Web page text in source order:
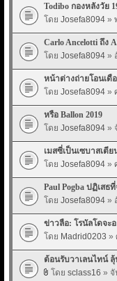
Todibo กองหลังวัย
โดย Josefa8094 »
Carlo Ancelotti ถึง
โดย Josefa8094 »
หน้าต่างถ่ายโอนเดื
โดย Josefa8094 »
หรือ Ballon 2019
โดย Josefa8094 »
เมสซี่เป็นเซบาสเตี
โดย Josefa8094 »
Paul Pogba ปฏิเสธ
โดย Josefa8094 »
ข่าวลือ: โรนัลโดจะ
โดย Madrid0203 »
ต้อนรับวาเลนไทน์
โดย sclass16 » จั